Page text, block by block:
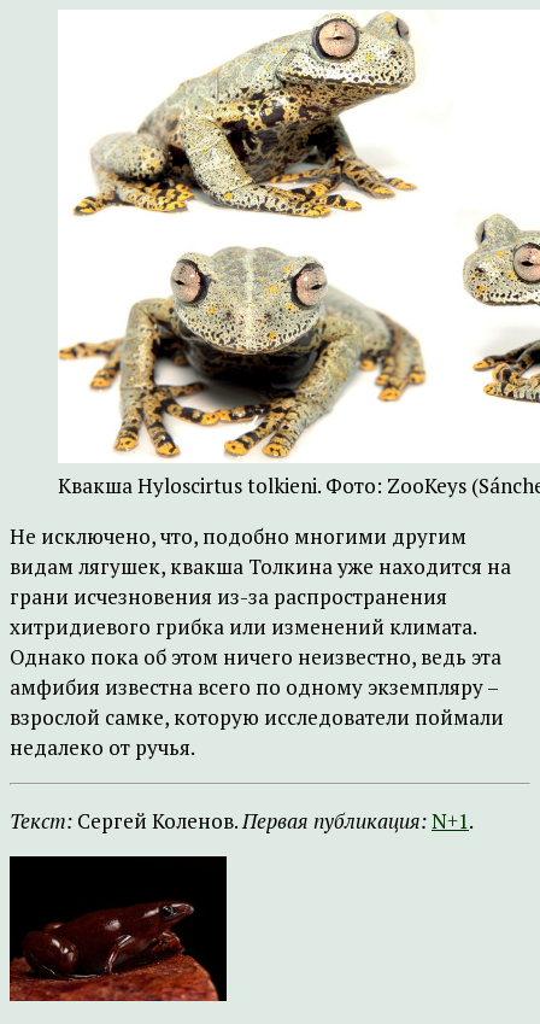
Квакша Hyloscirtus tolkieni. Фото: ZooKeys
Не исключено, что, подобно многими другим
видам лягушек, квакша Толкина уже находится на
грани исчезновения из-за распространения
хитридиевого грибка или изменений климата.
Однако пока об этом ничего неизвестно, ведь эта
амфибия известна всего по одному экземпляру –
взрослой самке, которую исследователи поймали
недалеко от ручья.
Текст: Сергей Коленов.Первая публикация:N+1.